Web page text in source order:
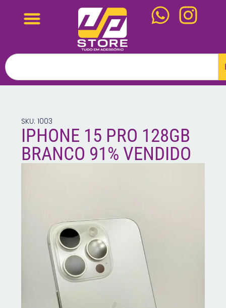
SKU: 1003
IPHONE 15 PRO 128GB
BRANCO 91% VENDIDO